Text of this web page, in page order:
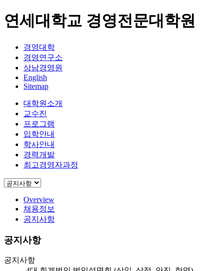
연세대학교 경영전문대학원
경영대학
경영연구소
상남경영원
English
Sitemap
대학원소개
교수진
프로그램
입학안내
학사안내
경력개발
최고경영자과정
Overview
채용정보
공지사항
공지사항
공지사항